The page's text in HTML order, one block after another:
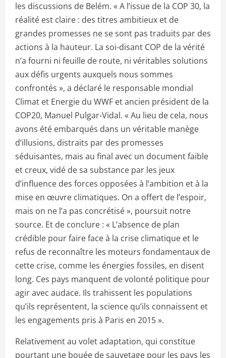
les discussions de Belém. « A l’issue de la COP 30, la
réalité est claire : des titres ambitieux et de
grandes promesses ne se sont pas traduits par des
actions à la hauteur. La soi-disant COP de la vérité
n’a fourni ni feuille de route, ni véritables solutions
aux défis urgents auxquels nous sommes
confrontés », a déclaré le responsable mondial
Climat et Energie du WWF et ancien président de la
COP20, Manuel Pulgar-Vidal. « Au lieu de cela, nous
avons été embarqués dans un véritable manège
d’illusions, distraits par des promesses
séduisantes, mais au final avec un document faible
et creux, vidé de sa substance par les jeux
d’influence des forces opposées à l’ambition et à la
mise en œuvre climatiques. On a offert de l’espoir,
mais on ne l’a pas concrétisé », poursuit notre
source. Et de conclure : « L’absence de plan
crédible pour faire face à la crise climatique et le
refus de reconnaître les moteurs fondamentaux de
cette crise, comme les énergies fossiles, en disent
long. Ces pays manquent de volonté politique pour
agir avec audace. Ils trahissent les populations
qu’ils représentent, la science qu’ils connaissent et
les engagements pris à Paris en 2015 ».
Relativement au volet adaptation, qui constitue
pourtant une bouée de sauvetage pour les pays les